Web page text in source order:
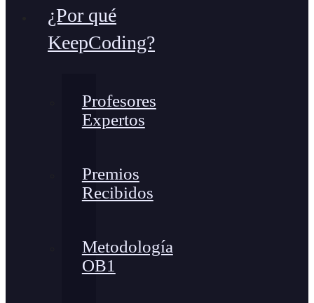
¿Por qué
KeepCoding?
Profesores
Expertos
Premios
Recibidos
Metodología
OB1